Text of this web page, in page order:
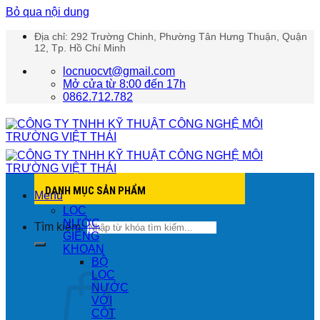
Bỏ qua nội dung
Địa chỉ: 292 Trường Chinh, Phường Tân Hưng Thuận, Quận
12, Tp. Hồ Chí Minh
locnuocvt@gmail.com
Mở cửa từ 8:00 đến 17h
0862.712.782
Menu
Tìm kiếm:
DANH MỤC SẢN PHẨM
LỌC
NƯỚC
GIẾNG
KHOAN
BỘ
LỌC
NƯỚC
VỚI
CỘT